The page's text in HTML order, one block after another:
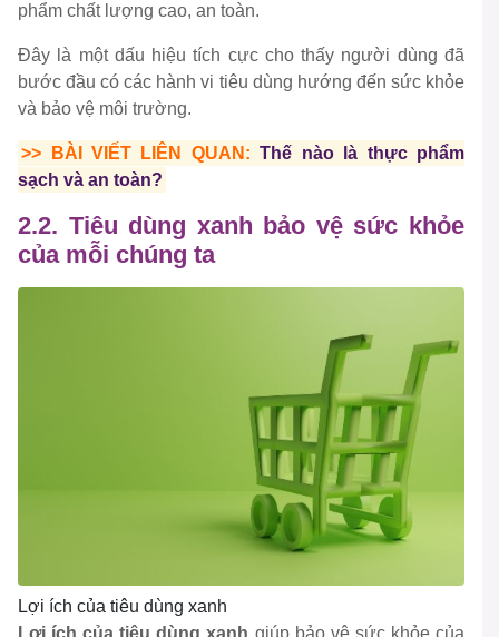
phẩm chất lượng cao, an toàn.
Đây là một dấu hiệu tích cực cho thấy người dùng đã
bước đầu có các hành vi tiêu dùng hướng đến sức khỏe
và bảo vệ môi trường.
>> BÀI VIẾT LIÊN QUAN:Thế nào là thực phẩm
sạch và an toàn?
2.2. Tiêu dùng xanh bảo vệ sức khỏe
của mỗi chúng ta
Lợi ích của tiêu dùng xanh